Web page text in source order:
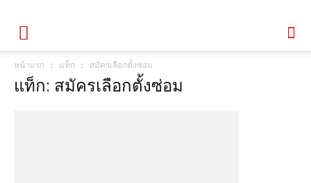
หน้าแรก แท็ก สมัครเลือกตั้งซ่อม
แท็ก: สมัครเลือกตั้งซ่อม